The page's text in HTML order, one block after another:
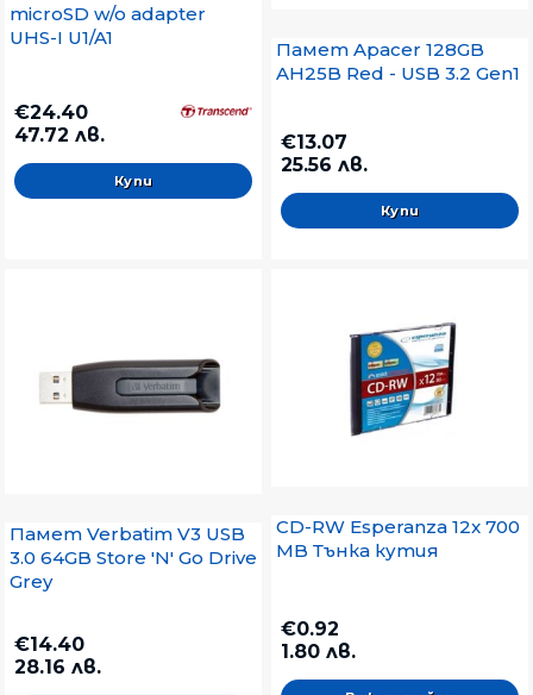
microSD w/o adapter
UHS-I U1/A1
€24.40
47.72 лв.
Памет Apacer 128GB
AH25B Red - USB 3.2 Gen1
€13.07
25.56 лв.
Памет Verbatim V3 USB
3.0 64GB Store 'N' Go Drive
Grey
€14.40
28.16 лв.
CD-RW Esperanza 12x 700
MB Тънка кутия
€0.92
1.80 лв.